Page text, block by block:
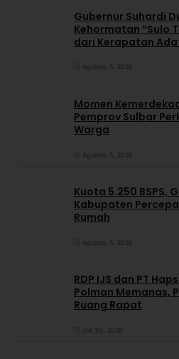
Gubernur Suhardi
Kehormatan “Sulo
dari Kerapatan
Agustus 5, 2026
Momen
Pemprov Sulbar
Warga
Agustus 5, 2026
Kuota 5.250 BSPS,
Kabupaten
Rumah
Agustus 5, 2026
RDP IJS dan PT
Polman Memanas,
Ruang Rapat
Juli 30, 2026